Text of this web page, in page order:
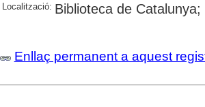
Localització: Biblioteca de
Enllaç permanent a aquest